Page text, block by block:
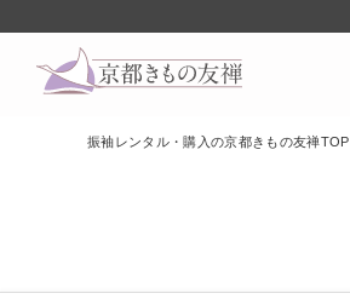
振袖レンタル・購入の京都きもの友禅TOP